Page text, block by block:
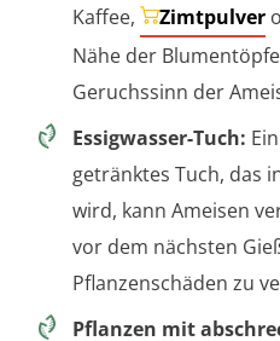
Kaffee,
Zimtpulver
Nähe der
Geruchssinn der
Essigwasser-Tuch:
getränktes Tuch, das
wird, kann Ameisen
vor dem nächsten
Pflanzenschäden zu
Pflanzen mit